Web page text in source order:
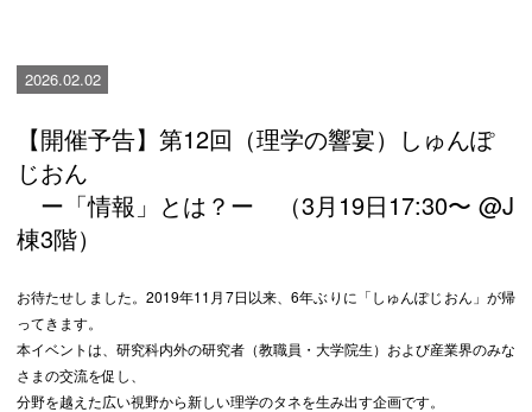
2026.02.02
【開催予告】第12回（理学の響宴）しゅんぽ
じおん
ー「情報」とは？ー （3月19日17:30〜 @J
棟3階）
お待たせしました。2019年11月7日以来、6年ぶりに「しゅんぽじおん」が帰
ってきます。
本イベントは、研究科内外の研究者（教職員・大学院生）および産業界のみな
さまの交流を促し、
分野を越えた広い視野から新しい理学のタネを生み出す企画です。